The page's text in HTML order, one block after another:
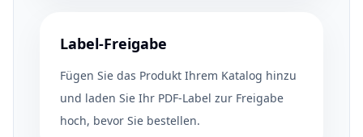
Label-Freigabe
Fügen Sie das Produkt Ihrem Katalog hinzu
und laden Sie Ihr PDF-Label zur Freigabe
hoch, bevor Sie bestellen.